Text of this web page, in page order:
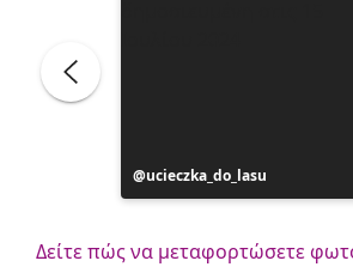
Η
ανάρτηση
ucieczka_do_lasu
Δείτε πώς να μεταφορτώσετε